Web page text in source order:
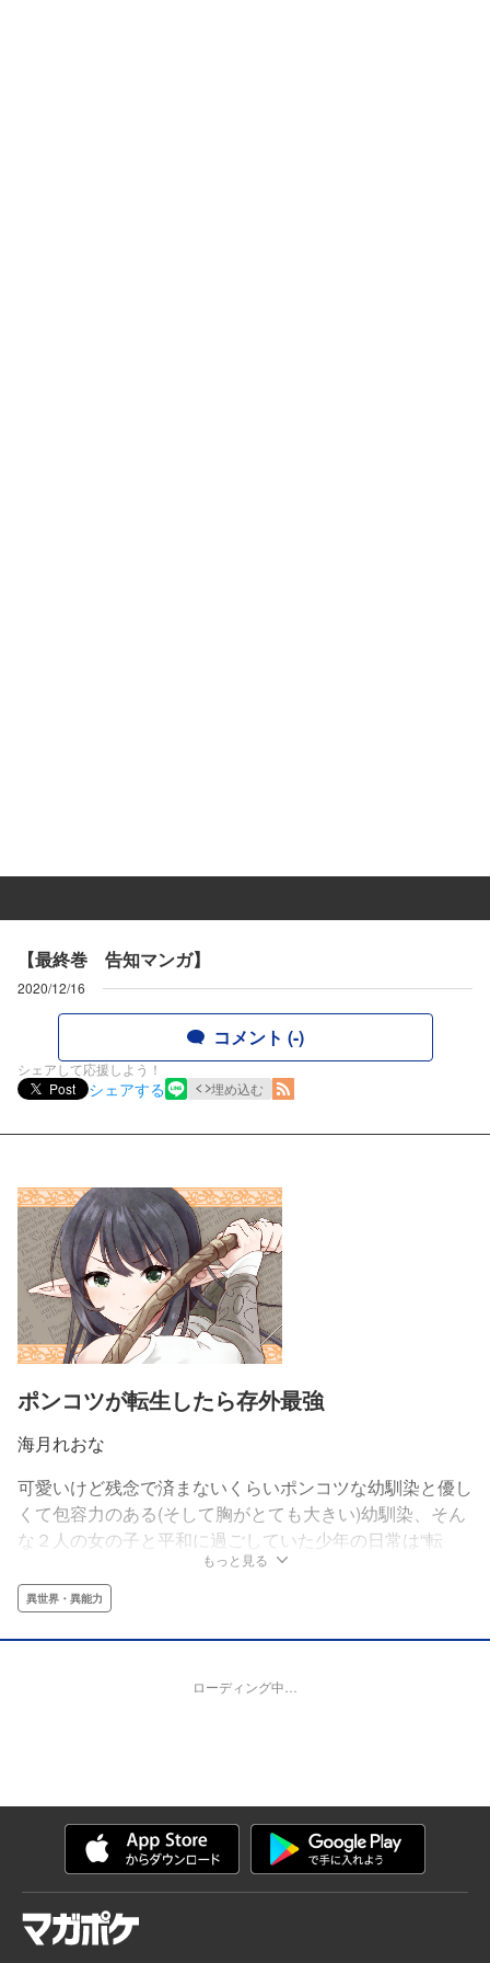
【最終巻 告知マンガ】
2020/12/16
コメント (-)
シェアして応援しよう！
Post
シェアする 埋め込む
ポンコツが転生したら存外最強
海月れおな
可愛いけど残念で済まないくらいポンコツな幼馴染と優し
くて包容力のある(そして胸がとても大きい)幼馴染、そん
な２人の女の子と平和に過ごしていた少年の日常は“転
生”で一変する――― 圧倒的ポンコツスキルで異世界を生
き抜けろっ！ 破壊力抜群の『ポンコTUEEEE』異世界転
生ものがたり!!
もっと見る
異世界・異能力
ローディング中…